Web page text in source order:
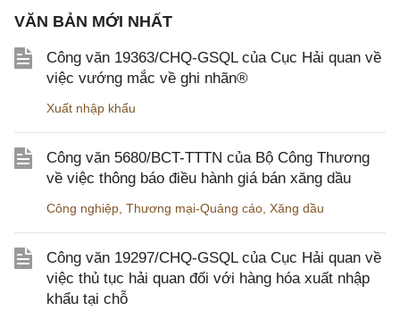
VĂN BẢN MỚI NHẤT
Công văn 19363/CHQ-GSQL của Cục Hải quan về
việc vướng mắc về ghi nhãn®
Xuất nhập khẩu
Công văn 5680/BCT-TTTN của Bộ Công Thương
về việc thông báo điều hành giá bán xăng dầu
Công nghiệp Thương mại-Quảng cáo Xăng dầu
Công văn 19297/CHQ-GSQL của Cục Hải quan về
việc thủ tục hải quan đối với hàng hóa xuất nhập
khẩu tại chỗ